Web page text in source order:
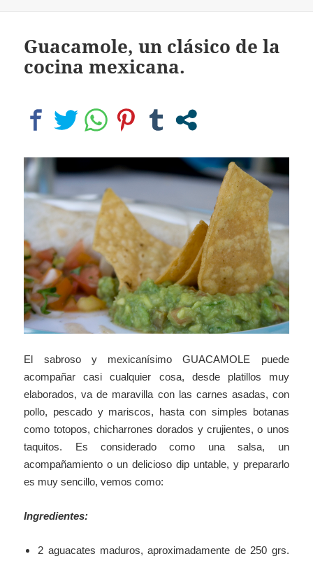
Guacamole, un clásico de la
cocina mexicana.
El sabroso y mexicanísimo GUACAMOLE puede
acompañar casi cualquier cosa, desde platillos muy
elaborados, va de maravilla con las carnes asadas, con
pollo, pescado y mariscos, hasta con simples botanas
como totopos, chicharrones dorados y crujientes, o unos
taquitos. Es considerado como una salsa, un
acompañamiento o un delicioso dip untable, y prepararlo
es muy sencillo, vemos como:
Ingredientes:
2 aguacates maduros, aproximadamente de 250 grs.